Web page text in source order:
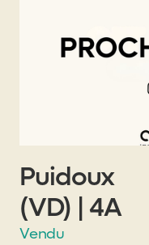
Puidoux
(VD) | 4A
Vendu